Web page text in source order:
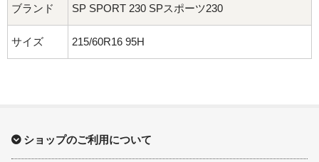
ブランド SP SPORT 230 SPスポーツ230
サイズ 215/60R16 95H
ショップのご利用について